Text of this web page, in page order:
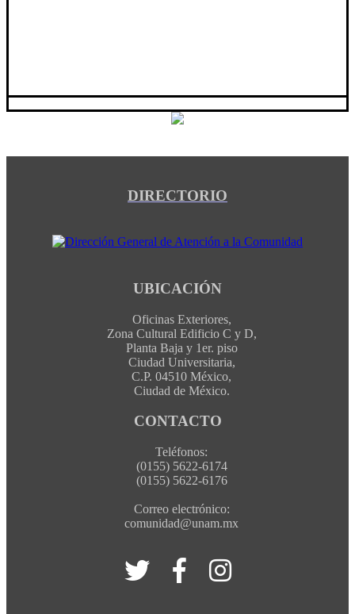
DIRECTORIO
UBICACIÓN
Oficinas Exteriores,
Zona Cultural Edificio C y D,
Planta Baja y 1er. piso
Ciudad Universitaria,
C.P. 04510 México,
Ciudad de México.
CONTACTO
Teléfonos:
(0155) 5622-6174
(0155) 5622-6176
Correo electrónico:
comunidad@unam.mx